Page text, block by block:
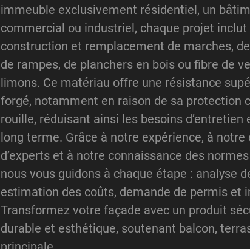
immeuble exclusivement résidentiel, un
commercial ou industriel, chaque projet inclut
construction et remplacement de marches,
de rampes, de planchers en bois ou fibre de
limons. Ce matériau offre une résistance
forgé, notamment en raison de sa protection
rouille, réduisant ainsi les besoins d’entretien
long terme. Grâce à notre expérience, à notre
d’experts et à notre connaissance des
nous vous guidons à chaque étape : analyse
estimation des coûts, demande de permis et
Transformez votre façade avec un produit
durable et esthétique, soutenant balcon,